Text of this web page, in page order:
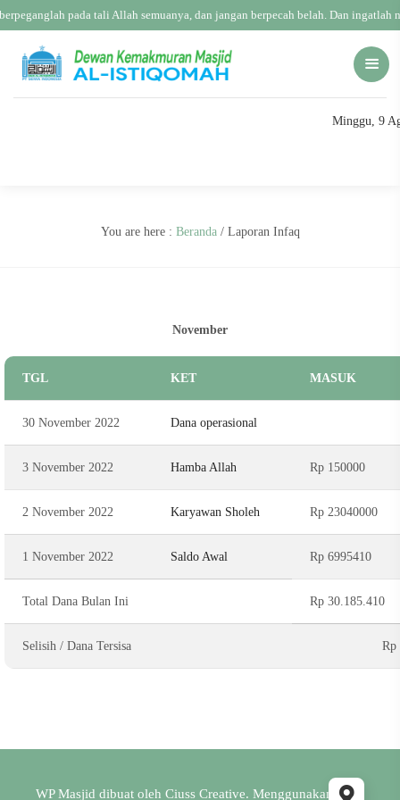
pada tali Allah semuanya, dan jangan berpecah belah. Dan
Minggu, 9
You are here : Beranda/ Laporan Infaq
November
TGL KET MASUK
30 November 2022 Dana operasional
3 November 2022 Hamba Allah Rp 150000
2 November 2022 Karyawan Sholeh Rp 23040000
1 November 2022 Saldo Awal Rp 6995410
Total Dana Bulan Ini Rp 30.185.410
Selisih / Dana Tersisa Rp
WP Masjid dibuat oleh Ciuss Creative. Menggunakan CMS